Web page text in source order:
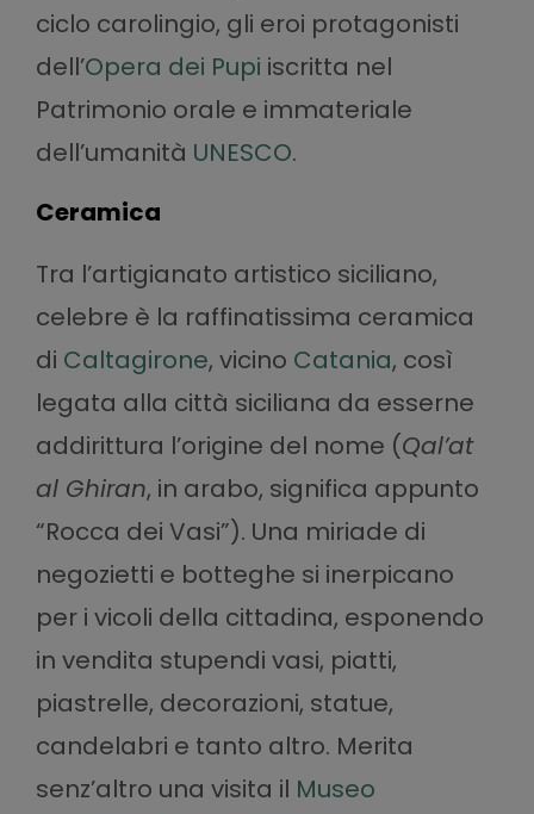
ciclo carolingio, gli eroi protagonisti
dell’Opera dei Pupi iscritta nel
Patrimonio orale e immateriale
dell’umanità UNESCO.
Ceramica
Tra l’artigianato artistico siciliano,
celebre è la raffinatissima ceramica
di Caltagirone, vicino Catania, così
legata alla città siciliana da esserne
addirittura l’origine del nome (Qal’at
al Ghiran, in arabo, significa appunto
“Rocca dei Vasi”). Una miriade di
negozietti e botteghe si inerpicano
per i vicoli della cittadina, esponendo
in vendita stupendi vasi, piatti,
piastrelle, decorazioni, statue,
candelabri e tanto altro. Merita
senz’altro una visita il Museo